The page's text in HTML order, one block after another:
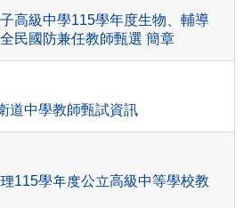
高級中學115學年度生物、輔導
民國防兼任教師甄選 簡章
道中學教師甄試資訊
115學年度公立高級中等學校教